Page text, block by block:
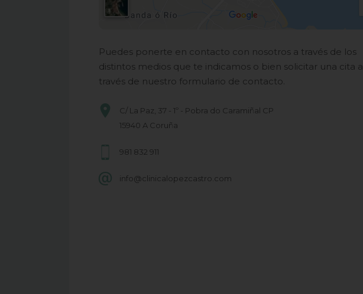
Puedes ponerte en contacto con nosotros a través de los
distintos medios que te indicamos o bien solicitar una cita a
través de nuestro formulario de contacto.
C/ La Paz, 37 - 1º - Pobra do Caramiñal CP
15940 A Coruña
981 832 911
info@clinicalopezcastro.com